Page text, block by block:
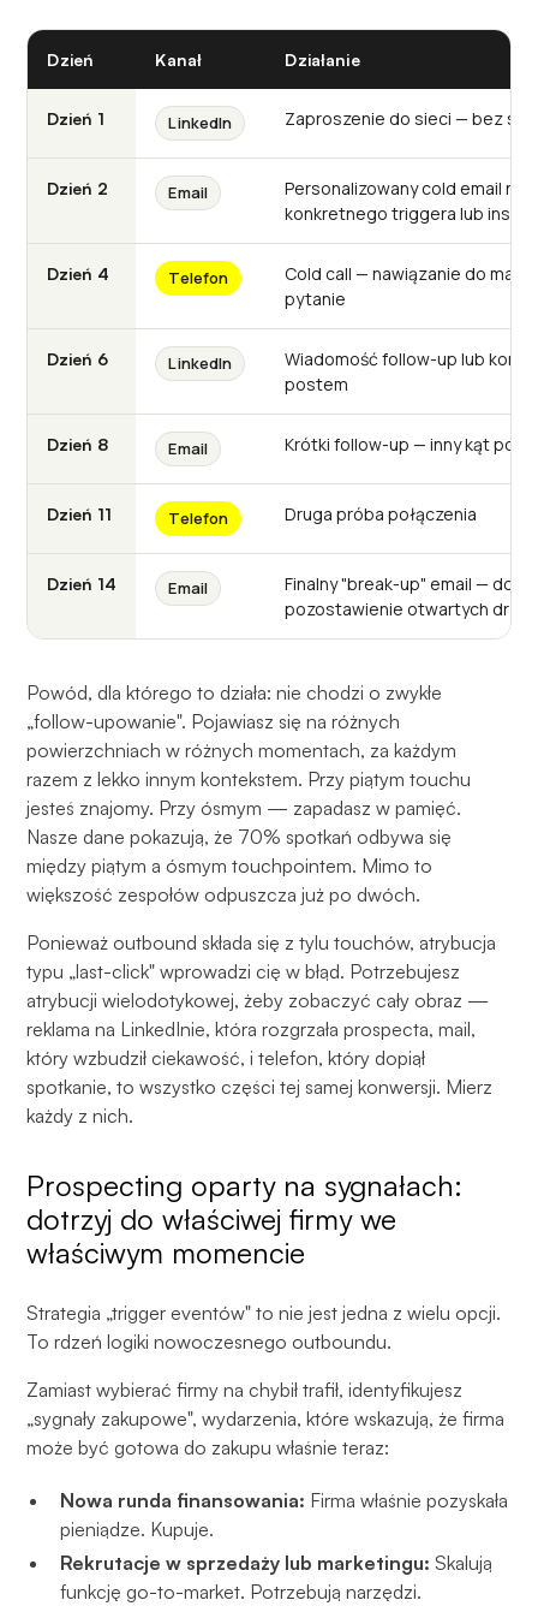
Dzień Kanał Działanie
Dzień 1 LinkedIn Zaproszenie do sieci — bez
Dzień 2 Email
Personalizowany cold email
konkretnego triggera lub
Dzień 4 Telefon
Cold call — nawiązanie do
pytanie
Dzień 6 LinkedIn
Wiadomość follow-up lub
postem
Dzień 8 Email Krótki follow-up — inny kąt
Dzień 11 Telefon Druga próba połączenia
Dzień 14 Email
Finalny "break-up" email —
pozostawienie otwartych drzwi
Powód, dla którego to działa: nie chodzi o zwykłe
„follow-upowanie". Pojawiasz się na różnych
powierzchniach w różnych momentach, za każdym
razem z lekko innym kontekstem. Przy piątym touchu
jesteś znajomy. Przy ósmym — zapadasz w pamięć.
Nasze dane pokazują, że 70% spotkań odbywa się
między piątym a ósmym touchpointem. Mimo to
większość zespołów odpuszcza już po dwóch.
Ponieważ outbound składa się z tylu touchów, atrybucja
typu „last-click" wprowadzi cię w błąd. Potrzebujesz
atrybucji wielodotykowej, żeby zobaczyć cały obraz —
reklama na LinkedInie, która rozgrzała prospecta, mail,
który wzbudził ciekawość, i telefon, który dopiął
spotkanie, to wszystko części tej samej konwersji. Mierz
każdy z nich.
Prospecting oparty na sygnałach:
dotrzyj do właściwej firmy we
właściwym momencie
Strategia „trigger eventów" to nie jest jedna z wielu opcji.
To rdzeń logiki nowoczesnego outboundu.
Zamiast wybierać firmy na chybił trafił, identyfikujesz
„sygnały zakupowe", wydarzenia, które wskazują, że firma
może być gotowa do zakupu właśnie teraz:
Nowa runda finansowania: Firma właśnie pozyskała
pieniądze. Kupuje.
Rekrutacje w sprzedaży lub marketingu: Skalują
funkcję go-to-market. Potrzebują narzędzi.